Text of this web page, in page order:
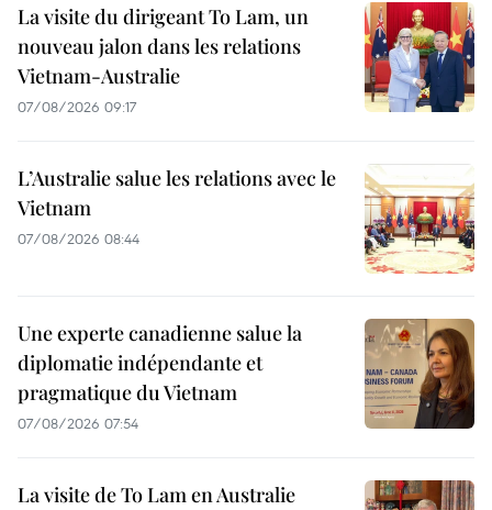
La visite du dirigeant To Lam, un
nouveau jalon dans les relations
Vietnam-Australie
07/08/2026 09:17
L’Australie salue les relations avec le
Vietnam
07/08/2026 08:44
Une experte canadienne salue la
diplomatie indépendante et
pragmatique du Vietnam
07/08/2026 07:54
La visite de To Lam en Australie